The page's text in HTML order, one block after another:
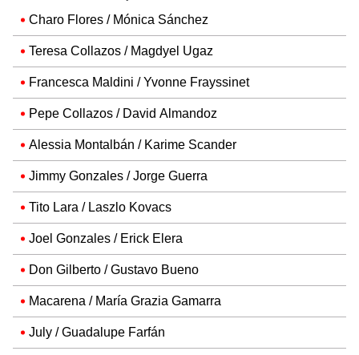
Charo Flores / Mónica Sánchez
Teresa Collazos / Magdyel Ugaz
Francesca Maldini / Yvonne Frayssinet
Pepe Collazos / David Almandoz
Alessia Montalbán / Karime Scander
Jimmy Gonzales / Jorge Guerra
Tito Lara / Laszlo Kovacs
Joel Gonzales / Erick Elera
Don Gilberto / Gustavo Bueno
Macarena / María Grazia Gamarra
July / Guadalupe Farfán